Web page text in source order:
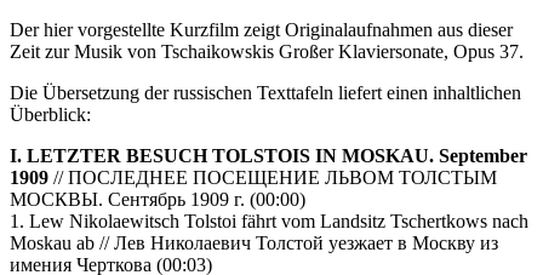
Der hier vorgestellte Kurzfilm zeigt Originalaufnahmen aus dieser
Zeit zur Musik von Tschaikowskis Großer Klaviersonate, Opus 37.
Die Übersetzung der russischen Texttafeln liefert einen inhaltlichen
Überblick:
I. LETZTER BESUCH TOLSTOIS IN MOSKAU. September
1909 // ПОСЛЕДНЕЕ ПОСЕЩЕНИЕ ЛЬВОМ ТОЛСТЫМ
МОСКВЫ. Сентябрь 1909 г. (00:00)
1. Lew Nikolaewitsch Tolstoi fährt vom Landsitz Tschertkows nach
Moskau ab // Лев Николаевич Толстой уезжает в Москву из
имения Черткова (00:03)